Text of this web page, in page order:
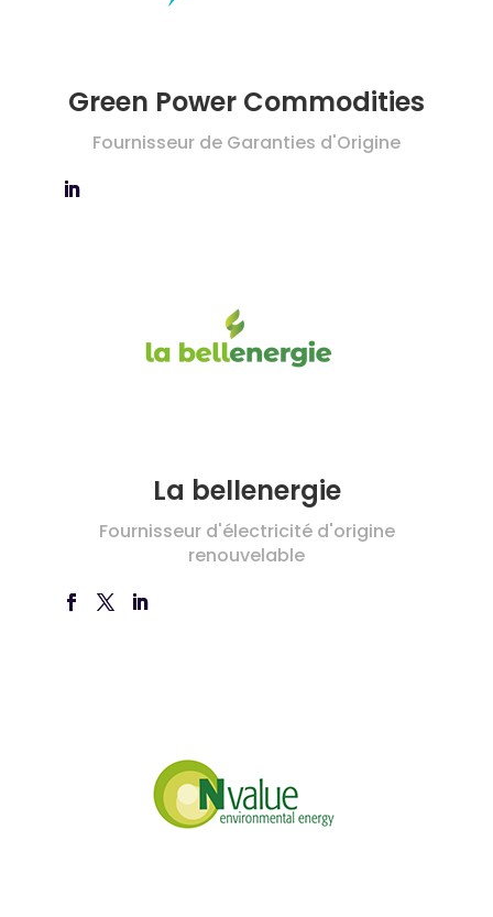
Green Power Commodities
Fournisseur de Garanties d'Origine
La bellenergie
Fournisseur d'électricité d'origine
renouvelable